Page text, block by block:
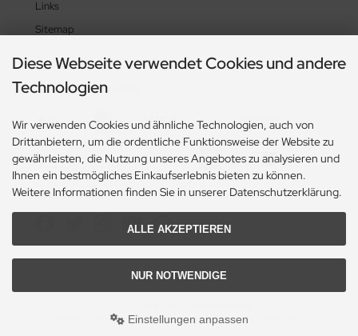
Links
Sitemap
Zahlungsmethoden
Social Media
heikes-handgewebtes.de/shop/ - All rights reserved.
Diese Webseite verwendet Cookies und andere
Technologien
Wir verwenden Cookies und ähnliche Technologien, auch von
Drittanbietern, um die ordentliche Funktionsweise der Website zu
gewährleisten, die Nutzung unseres Angebotes zu analysieren und
Ihnen ein bestmögliches Einkaufserlebnis bieten zu können.
Weitere Informationen finden Sie in unserer Datenschutzerklärung.
ALLE AKZEPTIEREN
NUR NOTWENDIGE
Einstellungen anpassen